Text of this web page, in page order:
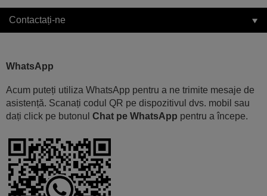
Contactați-ne
WhatsApp
Acum puteți utiliza WhatsApp pentru a ne trimite mesaje de
asistență. Scanați codul QR pe dispozitivul dvs. mobil sau
dați click pe butonul Chat pe WhatsApp pentru a începe.